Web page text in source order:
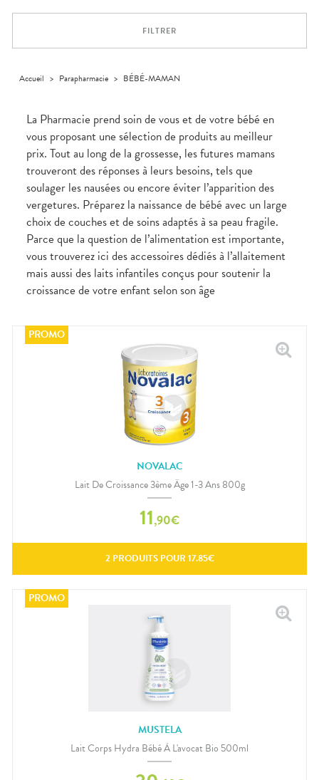
Compléments
médicaux
CORPS-
Homme
Visage
APPLICATION
VOS
LIGNE
FILTRER
Accueil > Parapharmacie > BÉBÉ-MAMAN
La Pharmacie prend soin de vous et de votre bébé en
vous proposant une sélection de produits au meilleur
prix. Tout au long de la grossesse, les futures mamans
trouveront des réponses à leurs besoins, tels que
soulager les nausées ou encore éviter l’apparition des
vergetures. Préparez la naissance de bébé avec un large
choix de couches et de soins adaptés à sa peau fragile.
Parce que la question de l’alimentation est importante,
vous trouverez ici des accessoires dédiés à l’allaitement
mais aussi des laits infantiles conçus pour soutenir la
croissance de votre enfant selon son âge
NOVALAC
Lait De Croissance 3ème Âge 1-3 Ans 800g
11,90€
2 PRODUITS POUR 17.85€
MUSTELA
Lait Corps Hydra Bébé À L'avocat Bio 500ml